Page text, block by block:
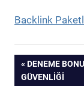
Backlink
Yazı
PREVIOUS
POST:
DENEME
GÜVENLIĞI